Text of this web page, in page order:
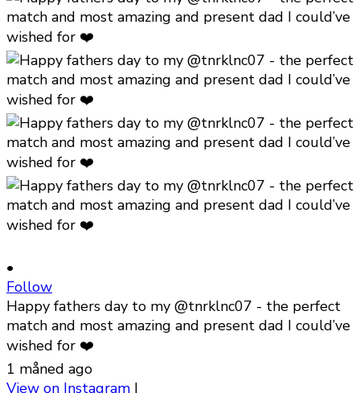
•
Follow
Happy fathers day to my @tnrklnc07 - the perfect
match and most amazing and present dad I could’ve
wished for ❤️
1 måned ago
View on Instagram |